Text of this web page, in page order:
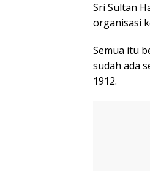
Sri Sultan
organisasi
Semua itu
sudah ada
1912.